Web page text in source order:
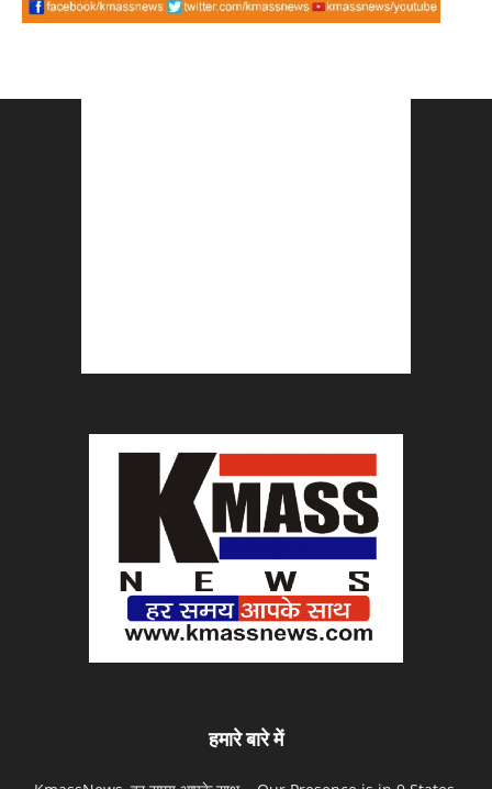
हमारे बारे में